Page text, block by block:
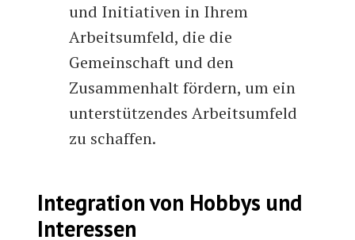
und Initiativen in Ihrem
Arbeitsumfeld, die die
Gemeinschaft und den
Zusammenhalt fördern, um ein
unterstützendes Arbeitsumfeld
zu schaffen.
Integration von Hobbys und
Interessen